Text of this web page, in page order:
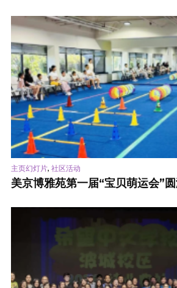
主页幻灯片, 社区活动
美京博雅苑第一届“宝贝萌运会”